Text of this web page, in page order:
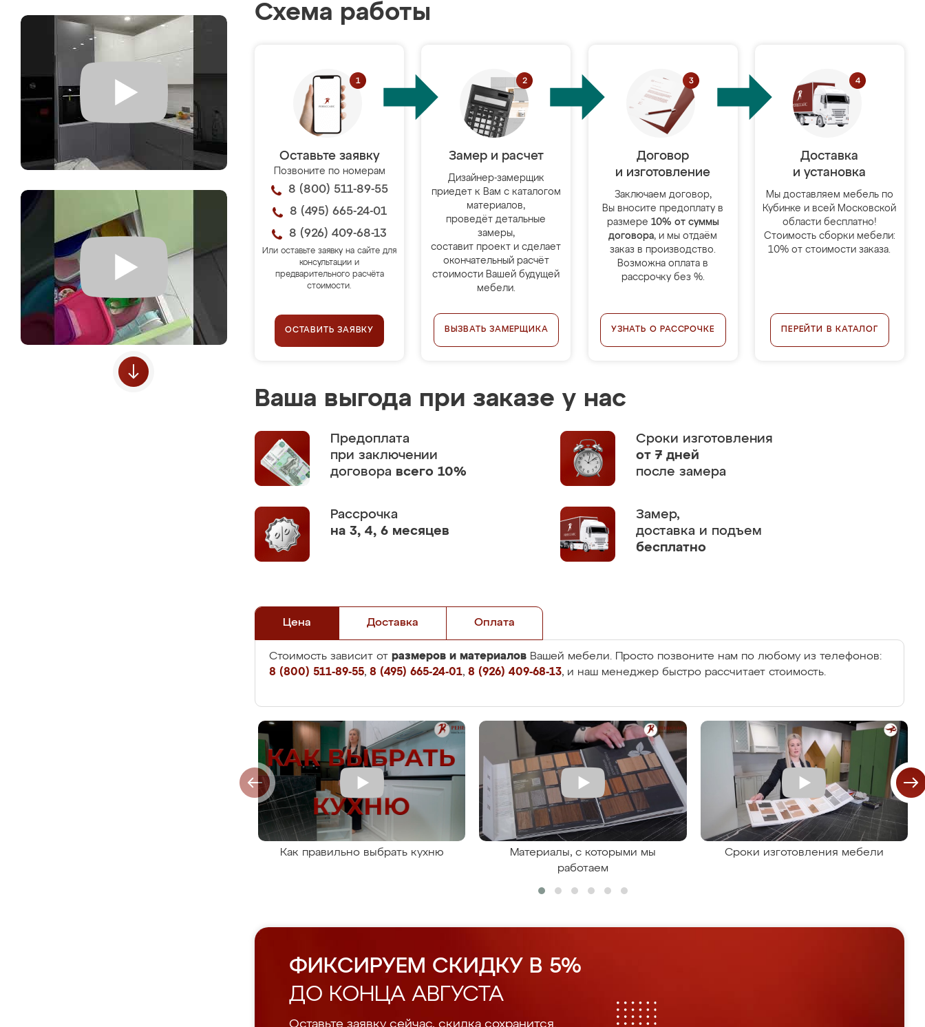
Схема работы
Оставьте заявку
Позвоните по номерам
8 (800) 511-89-55
8 (495) 665-24-01
8 (926) 409-68-13
Или оставьте заявку на сайте для
консультации и
предварительного расчёта
стоимости.
ОСТАВИТЬ ЗАЯВКУ
Замер и расчет
Дизайнер-замерщик
приедет к Вам с каталогом
материалов,
проведёт детальные
замеры,
составит проект и сделает
окончательный расчёт
стоимости Вашей будущей
мебели.
ВЫЗВАТЬ ЗАМЕРЩИКА
Договор
и изготовление
Заключаем договор,
Вы вносите предоплату в
размере 10% от суммы
договора, и мы отдаём
заказ в производство.
Возможна оплата в
рассрочку без %.
УЗНАТЬ О РАССРОЧКЕ
Доставка
и установка
Мы доставляем мебель по
Кубинке и всей Московской
области бесплатно!
Стоимость сборки мебели:
10% от стоимости заказа.
ПЕРЕЙТИ В КАТАЛОГ
Ваша выгода при заказе у нас
Предоплата
при заключении
договора всего 10%
Сроки изготовления
от 7 дней
после замера
Рассрочка
на 3, 4, 6 месяцев
Замер,
доставка и подъем
бесплатно
Цена Доставка Оплата
Стоимость зависит от размеров и материалов Вашей мебели. Просто позвоните нам по любому из телефонов:
8 (800) 511-89-55, 8 (495) 665-24-01, 8 (926) 409-68-13, и наш менеджер быстро рассчитает стоимость.
Как правильно выбрать кухню
Материалы, с которыми мы
работаем
Сроки изготовления мебели
ФИКСИРУЕМ СКИДКУ В 5%
ДО КОНЦА АВГУСТА
Оставьте заявку сейчас, скидка сохранится.